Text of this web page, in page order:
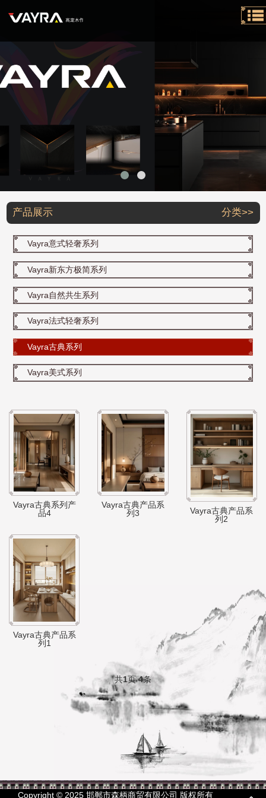
产品展示 分类>>
Vayra意式轻奢系列
Vayra新东方极简系列
Vayra自然共生系列
Vayra法式轻奢系列
Vayra古典系列
Vayra美式系列
Vayra古典系列产
品4
Vayra古典产品系
列3
Vayra古典产品系
列2
Vayra古典产品系
列1
共1页4条
Copyright © 2025 邯郸市森柄商贸有限公司 版权所有